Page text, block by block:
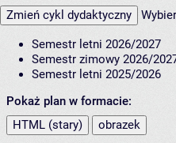
Zmień cykl dydaktyczny
Semestr letni 2026/2027
Semestr zimowy 2026/
Semestr letni 2025/2026
Pokaż plan w formacie:
HTML (stary)
obrazek